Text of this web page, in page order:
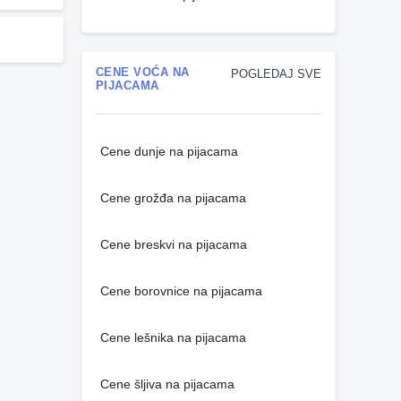
POGLEDAJ SVE
CENE VOĆA NA
PIJACAMA
Cene dunje na pijacama
Cene grožđa na pijacama
Cene breskvi na pijacama
Cene borovnice na pijacama
Cene lešnika na pijacama
Cene šljiva na pijacama